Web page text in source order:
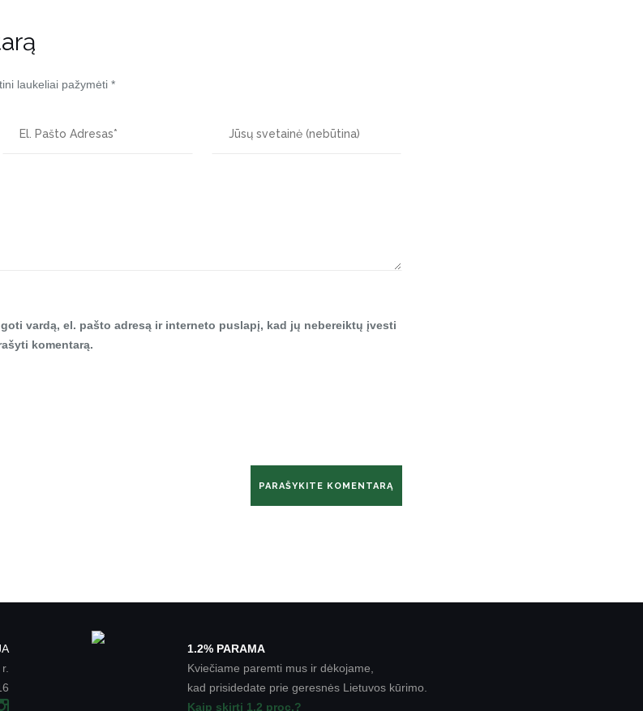
laukeliai pažymėti *
vardą, el. pašto adresą ir interneto puslapį, kad jų nebereiktų įvesti
komentarą.
1.2% PARAMA
Kviečiame paremti mus ir dėkojame,
kad prisidedate prie geresnės Lietuvos kūrimo.
Kaip skirti 1.2 proc.?